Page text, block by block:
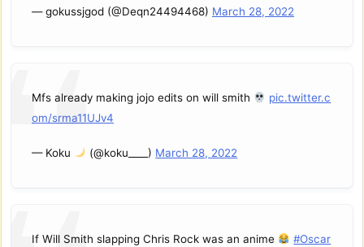
— gokussjgod (@Deqn24494468) March 28, 2022
Mfs already making jojo edits on will smith
pic.twitter.c
om/srma11UJv4
— Koku (@koku____) March 28, 2022
If Will Smith slapping Chris Rock was an anime
#Oscar